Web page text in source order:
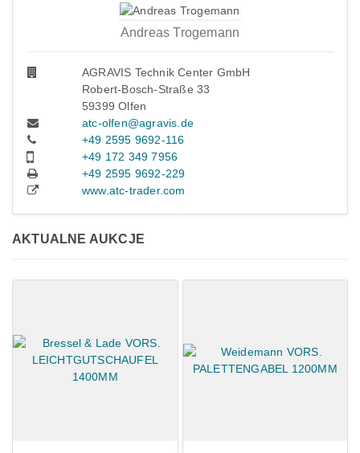
Andreas Trogemann
AGRAVIS Technik Center GmbH
Robert-Bosch-Straße 33
59399 Olfen
atc-olfen@agravis.de
+49 2595 9692-116
+49 172 349 7956
+49 2595 9692-229
www.atc-trader.com
AKTUALNE AUKCJE